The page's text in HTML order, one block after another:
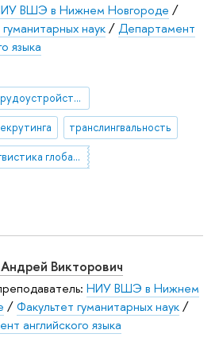
ВШЭ в Нижнем Новгороде /
наук/Департамент
языка
дискурс трудоустройства
транслингвальность
социолингвистика глобализации
Викторович
НИУ ВШЭ в Нижнем
/Факультет гуманитарных наук/
английского языка